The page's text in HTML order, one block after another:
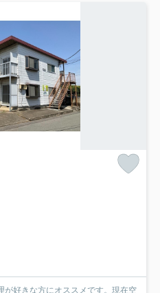
が好きな方にオススメです。現在空